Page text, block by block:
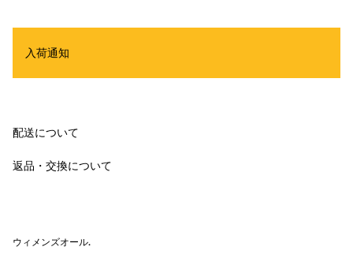
入荷通知
配送について
返品・交換について
ウィメンズオール.